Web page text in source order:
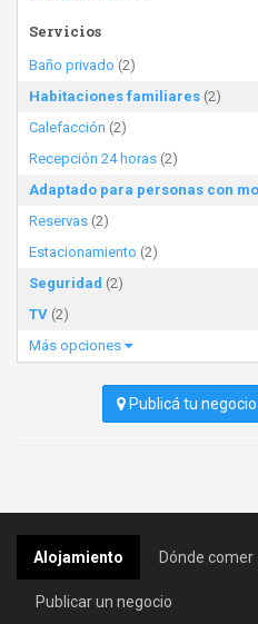
Servicios
Baño privado (2)
Habitaciones familiares (2)
Calefacción (2)
Recepción 24 horas (2)
Reservas (2)
Estacionamiento (2)
Seguridad (2)
TV (2)
Más opciones
Publicá tu negocio
Alojamiento Dónde comer
Publicar un negocio